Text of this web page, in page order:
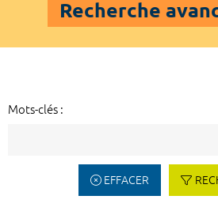
Recherche
Mots-clés :
EFFACER